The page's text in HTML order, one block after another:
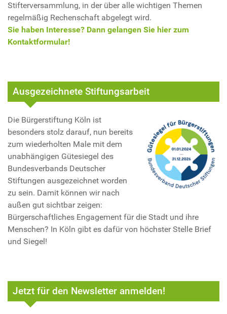
Stifterversammlung, in der über alle wichtigen Themen
regelmäßig Rechenschaft abgelegt wird.
Sie haben Interesse? Dann gelangen Sie hier zum
Kontaktformular!
Ausgezeichnete Stiftungsarbeit
Die Bürgerstiftung Köln ist
besonders stolz darauf, nun bereits
zum wiederholten Male mit dem
unabhängigen Gütesiegel des
Bundesverbands Deutscher
Stiftungen ausgezeichnet worden
zu sein. Damit können wir nach
außen gut sichtbar zeigen:
Bürgerschaftliches Engagement für die Stadt und ihre
Menschen? In Köln gibt es dafür von höchster Stelle Brief
und Siegel!
Jetzt für den Newsletter anmelden!